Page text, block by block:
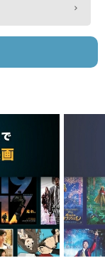
役：Norman the Ca
meraman
の舞台裏で実際に
60ミニッツ」の敏
ル・パチーノ)とタ
ワイガンド(ラッセ
いを実録タッチで
ン監督の工夫を凝
続させてくれま
撮影によるドキュ
思います。
画面にメリハリを
念と、ワイガンド